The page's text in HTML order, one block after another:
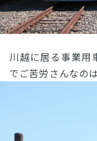
川越に居る事業用
でご苦労さんなの